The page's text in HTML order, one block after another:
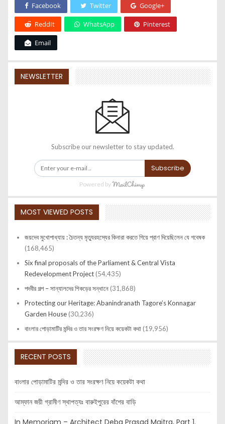
Facebook Twitter Google+
ReddIt WhatsApp Pinterest
Email
NEWSLETTER
Subscribe our newsletter to stay updated.
Subscribe
Powered by
MOST VIEWED POSTS
জয়দেব মুখোপাধ্যায় : চৈতন্য মৃত্যুরহস্যের কিনারা করতে গিয়ে প্রাণ দিয়েছিলেন যে গবেষক
(168,465)
Six final proposals of the Parliament & Central Vista
Redevelopment Project (54,435)
পদবীর গল্প – সান্যালদের শিকড়ের সন্ধানে (31,868)
Protecting our Heritage: Abanindranath Tagore’s Konnagar
Garden House (30,236)
বাংলার পোড়ামাটির মন্দির ও তার সংরক্ষণ নিয়ে কয়েকটা কথা (19,956)
RECENT POSTS
বাংলার পোড়ামাটির মন্দির ও তার সংরক্ষণ নিয়ে কয়েকটা কথা
আম্ফান জয়ী গ্রামীণ স্থাপত্যঃ বারুইপুরের বাঁশের বাড়ি
In Memoriam – Architect Deba Prasad Maitra, Part 1.